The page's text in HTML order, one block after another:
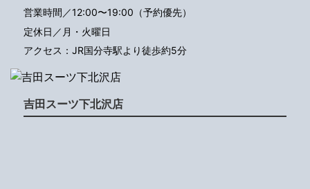
営業時間／12:00〜19:00（予約優先）
定休日／月・火曜日
アクセス：JR国分寺駅より徒歩約5分
吉田スーツ下北沢店